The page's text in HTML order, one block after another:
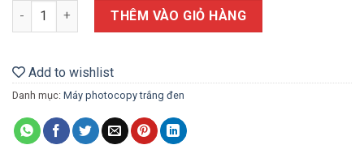
RICOH 5210 số lượngTHÊM VÀO GIỎ HÀNG
Add to wishlist
Danh mục: Máy photocopy trắng đen